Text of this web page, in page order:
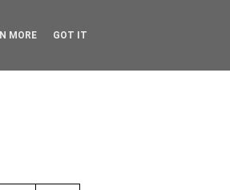
MORE GOT IT